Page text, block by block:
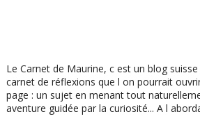
Le Carnet de Maurine, c est un blog
carnet de réflexions que l on pourrait
page : un sujet en menant tout
aventure guidée par la curiosité... A l